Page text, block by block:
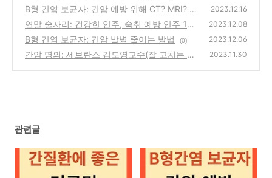
B형 간염 보균자: 간암 예방 위해 CT? MRI?
(0)
2023.12.16
연말 술자리: 건강한 안주, 숙취 예방 안주 17
가지!
(0)
2023.12.08
B형 간염 보균자: 간암 발병 줄이는 방법 (0) 2023.12.06
간암 명의: 세브란스 김도영교수(잘 고치는 의
2023.11.30
관련글